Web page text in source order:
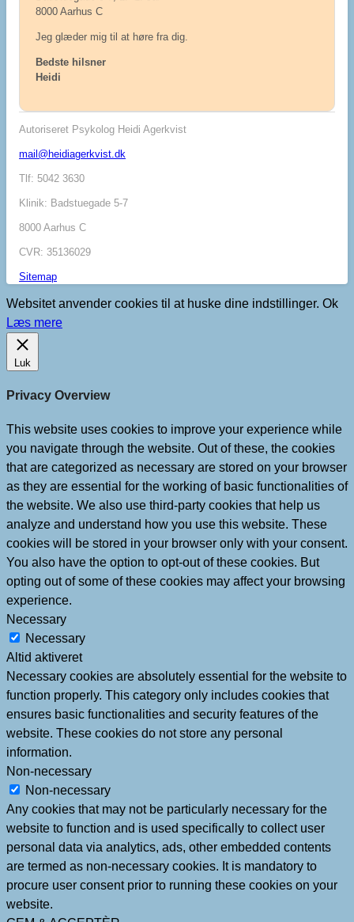
8000 Aarhus C
Jeg glæder mig til at høre fra dig.
Bedste hilsner
Heidi
Autoriseret Psykolog Heidi Agerkvist
mail@heidiagerkvist.dk
Tlf: 5042 3630
Klinik: Badstuegade 5-7
8000 Aarhus C
CVR: 35136029
Sitemap
Websitet anvender cookies til at huske dine indstillinger. Ok
Læs mere
Luk
Privacy Overview
This website uses cookies to improve your experience while
you navigate through the website. Out of these, the cookies
that are categorized as necessary are stored on your browser
as they are essential for the working of basic functionalities of
the website. We also use third-party cookies that help us
analyze and understand how you use this website. These
cookies will be stored in your browser only with your consent.
You also have the option to opt-out of these cookies. But
opting out of some of these cookies may affect your browsing
experience.
Necessary
Necessary
Altid aktiveret
Necessary cookies are absolutely essential for the website to
function properly. This category only includes cookies that
ensures basic functionalities and security features of the
website. These cookies do not store any personal
information.
Non-necessary
Non-necessary
Any cookies that may not be particularly necessary for the
website to function and is used specifically to collect user
personal data via analytics, ads, other embedded contents
are termed as non-necessary cookies. It is mandatory to
procure user consent prior to running these cookies on your
website.